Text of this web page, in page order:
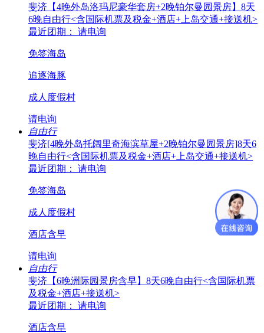
斐济【4晚外岛洛玛尼豪华套房+2晚铂尔曼园景房】8天
6晚自由行<含国际机票及税金+酒店+上岛交通+接送机>
最近团期： 请电询
免签海岛
追逐海豚
成人度假村
请电询
自由行
斐济[4晚外岛托阔里奇海滨草屋+2晚铂尔曼园景房]8天6
晚自由行<含国际机票及税金+酒店+上岛交通+接送机>
最近团期： 请电询
免签海岛
成人度假村
酒店含早
请电询
自由行
斐济【6晚洲际园景房含早】8天6晚自由行<含国际机票
及税金+酒店+接送机>
最近团期： 请电询
酒店含早